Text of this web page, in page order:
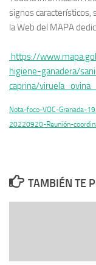
signos característicos,
la Web del MAPA
https://
higiene-ganadera/
caprina/
Nota-foco-VOC-Granada-
20220920-Reunión-
TAMBIÉN TE